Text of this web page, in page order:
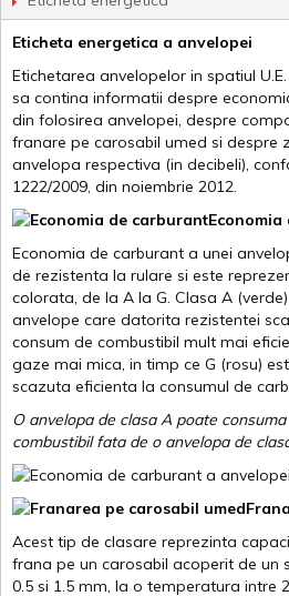
Eticheta energetica a anvelopei
Etichetarea anvelopelor in spatiul
sa contina informatii despre
din folosirea anvelopei, despre
franare pe carosabil umed si despre
anvelopa respectiva (in decibeli),
1222/2009, din noiembrie 2012.
Economia de carburant a unei
de rezistenta la rulare si este
colorata, de la A la G. Clasa A
anvelope care datorita rezistentei
consum de combustibil mult mai
gaze mai mica, in timp ce G (rosu)
scazuta eficienta la consumul de
O anvelopa de clasa A poate
combustibil fata de o anvelopa de
Acest tip de clasare reprezinta
frana pe un carosabil acoperit de un
0.5 si 1.5 mm, la o temperatura intre